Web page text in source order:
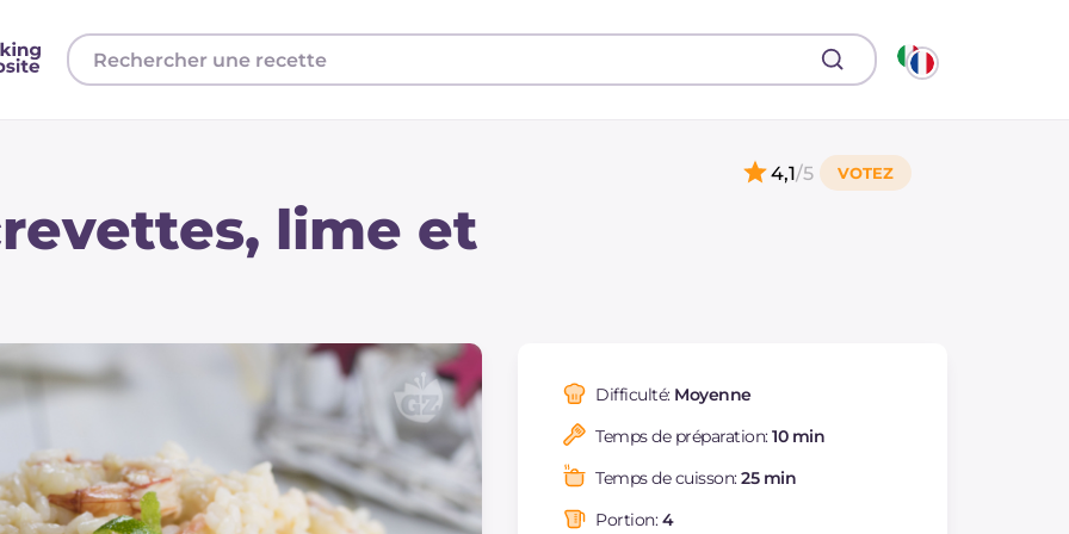
lime et
4,1/5
Difficulté: Moyenne
Temps de préparation:10 min
Temps de cuisson:25 min
Portion:4